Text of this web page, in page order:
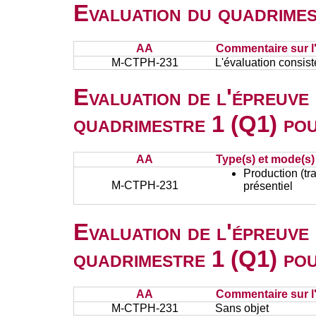
Evaluation du
AA
Commentaire sur
M-CTPH-231
L'évaluation
Evaluation de
quadrimestre 1 (Q1)
AA Type(s) et
M-CTPH-231
Production
présentiel
Evaluation de
quadrimestre 1 (Q1)
AA
Commentaire sur
M-CTPH-231
Sans objet